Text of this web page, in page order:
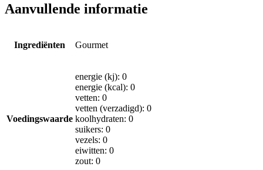
Aanvullende informatie
Ingrediënten Gourmet
Voedingswaarde
energie (kj): 0
energie (kcal): 0
vetten: 0
vetten (verzadigd): 0
koolhydraten: 0
suikers: 0
vezels: 0
eiwitten: 0
zout: 0